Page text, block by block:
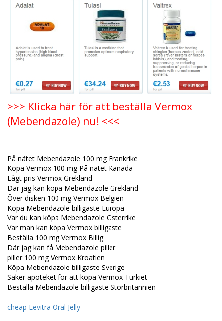
>>> Klicka här för att beställa Vermox
(Mebendazole) nu! <<<
På nätet Mebendazole 100 mg Frankrike
Köpa Vermox 100 mg På nätet Kanada
Lågt pris Vermox Grekland
Där jag kan köpa Mebendazole Grekland
Över disken 100 mg Vermox Belgien
Köpa Mebendazole billigaste Europa
Var du kan köpa Mebendazole Österrike
Var man kan köpa Vermox billigaste
Beställa 100 mg Vermox Billig
Där jag kan få Mebendazole piller
piller 100 mg Vermox Kroatien
Köpa Mebendazole billigaste Sverige
Säker apoteket för att köpa Vermox Turkiet
Beställa Mebendazole billigaste Storbritannien
cheap Levitra Oral Jelly